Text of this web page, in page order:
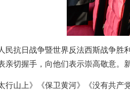
民抗日战争暨世界反法西斯战争
亲切握手，向他们表示崇高敬意。
山上》《保卫黄河》《没有共产